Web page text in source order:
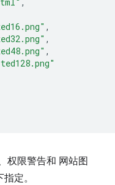
,
,
,
权限警告和 网站图
指定。